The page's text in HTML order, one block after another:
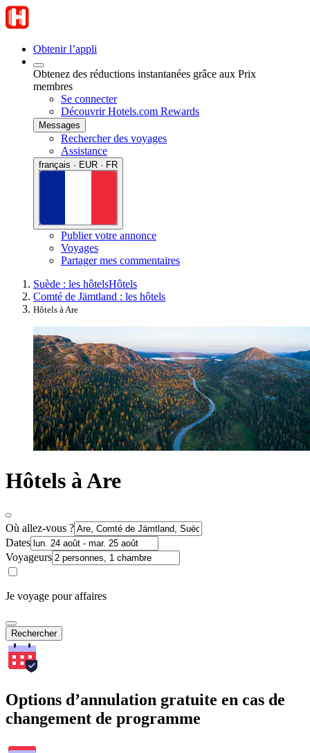
Obtenir l’appli
Obtenez des réductions instantanées grâce aux Prix
membres
Se connecter
Découvrir Hotels.com Rewards
Messages
Rechercher des voyages
Assistance
français · EUR · FR
Publier votre annonce
Voyages
Partager mes commentaires
Suède : les hôtelsHôtels
Comté de Jämtland : les hôtels
Hôtels à Are
Hôtels à Are
Où allez-vous ?
Dates
Voyageurs
Je voyage pour affaires
Rechercher
Options d’annulation gratuite en cas de
changement de programme